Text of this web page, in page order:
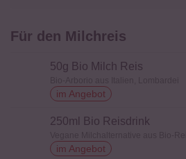
Für den Milchreis
50g Bio Milch Reis
im Angebot
250ml Bio Reisdrink
im Angebot